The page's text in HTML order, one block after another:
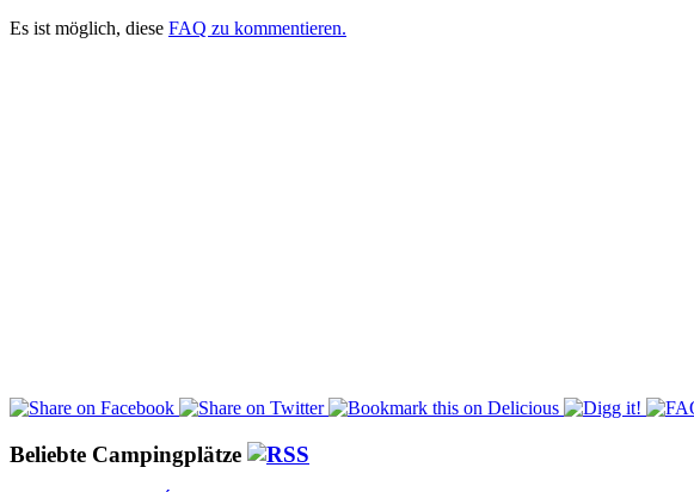
Es ist möglich, diese FAQ zu kommentieren.
Beliebte Campingplätze